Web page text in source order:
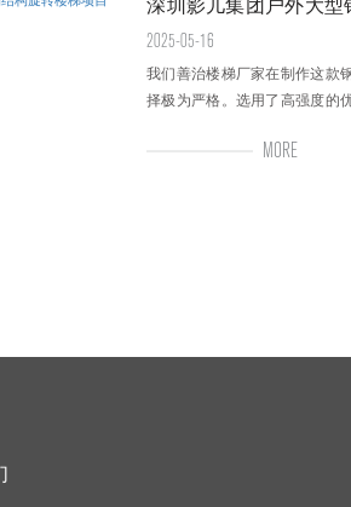
深圳影儿集团户外大型
2025-05-16
我们善治楼梯厂家在制作这款
择极为严格。选用了高强度的
包括化学成分分析、力学性能
MORE